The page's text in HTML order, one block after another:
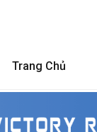
Trang Chủ